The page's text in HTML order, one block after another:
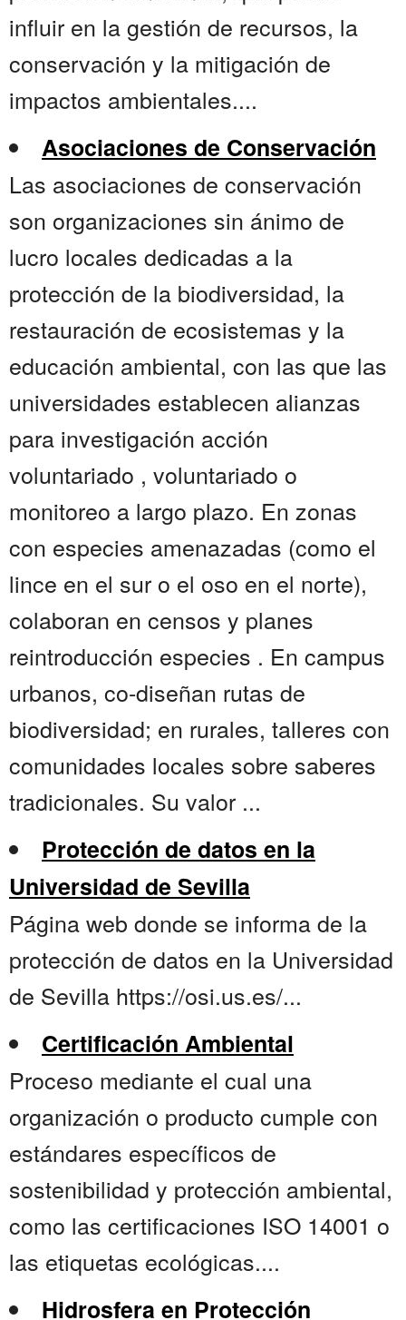
influir en la gestión de recursos, la
conservación y la mitigación de
impactos ambientales....
Asociaciones de Conservación
Las asociaciones de conservación
son organizaciones sin ánimo de
lucro locales dedicadas a la
protección de la biodiversidad, la
restauración de ecosistemas y la
educación ambiental, con las que las
universidades establecen alianzas
para investigación acción
voluntariado , voluntariado o
monitoreo a largo plazo. En zonas
con especies amenazadas (como el
lince en el sur o el oso en el norte),
colaboran en censos y planes
reintroducción especies . En campus
urbanos, co-diseñan rutas de
biodiversidad; en rurales, talleres con
comunidades locales sobre saberes
tradicionales. Su valor ...
Protección de datos en la
Universidad de Sevilla
Página web donde se informa de la
protección de datos en la Universidad
de Sevilla https://osi.us.es/...
Certificación Ambiental
Proceso mediante el cual una
organización o producto cumple con
estándares específicos de
sostenibilidad y protección ambiental,
como las certificaciones ISO 14001 o
las etiquetas ecológicas....
Hidrosfera en Protección